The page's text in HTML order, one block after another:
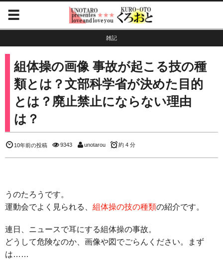
雑記
組体操の画像 事故が起こる技の種
類とは？文部科学省が決めた目的
とは？廃止禁止にならない理由
は？
10年前の投稿 9343 unotarou 約 4 分
うのたろうです。
運動会でよく見られる、 組体操の技の種類の紹介です。
連日、ニュースで耳にする組体操の事故。
どうして危険なのか、画像や図でごらんください。まず
は……